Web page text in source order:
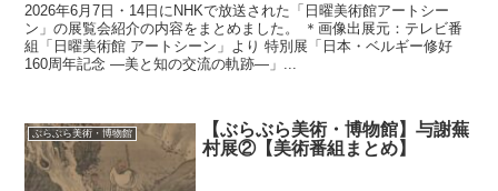
2026年6月7日・14日にNHKで放送された「日曜美術館アートシー
ン」の展覧会紹介の内容をまとめました。 ＊画像出展元：テレビ番
組「日曜美術館 アートシーン」より 特別展「日本・ベルギー修好
160周年記念 ―美と知の交流の軌跡―」...
ぶらぶら美術・博物館
【ぶらぶら美術・博物館】与謝蕪
村展②【美術番組まとめ】